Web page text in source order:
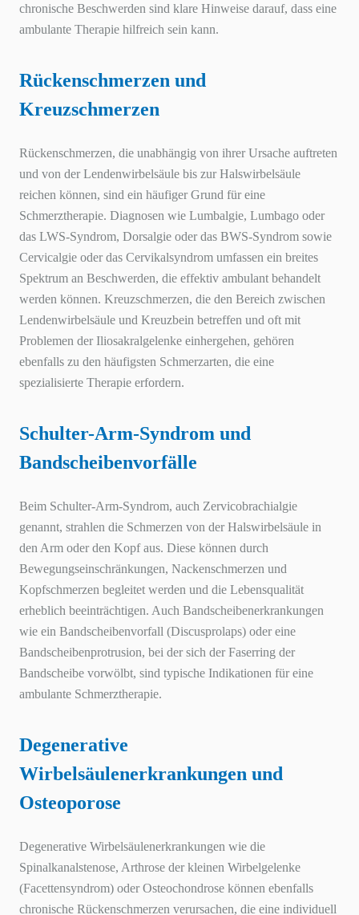
chronische Beschwerden sind klare Hinweise darauf, dass eine
ambulante Therapie hilfreich sein kann.
Rückenschmerzen und
Kreuzschmerzen
Rückenschmerzen, die unabhängig von ihrer Ursache auftreten
und von der Lendenwirbelsäule bis zur Halswirbelsäule
reichen können, sind ein häufiger Grund für eine
Schmerztherapie. Diagnosen wie Lumbalgie, Lumbago oder
das LWS-Syndrom, Dorsalgie oder das BWS-Syndrom sowie
Cervicalgie oder das Cervikalsyndrom umfassen ein breites
Spektrum an Beschwerden, die effektiv ambulant behandelt
werden können. Kreuzschmerzen, die den Bereich zwischen
Lendenwirbelsäule und Kreuzbein betreffen und oft mit
Problemen der Iliosakralgelenke einhergehen, gehören
ebenfalls zu den häufigsten Schmerzarten, die eine
spezialisierte Therapie erfordern.
Schulter-Arm-Syndrom und
Bandscheibenvorfälle
Beim Schulter-Arm-Syndrom, auch Zervicobrachialgie
genannt, strahlen die Schmerzen von der Halswirbelsäule in
den Arm oder den Kopf aus. Diese können durch
Bewegungseinschränkungen, Nackenschmerzen und
Kopfschmerzen begleitet werden und die Lebensqualität
erheblich beeinträchtigen. Auch Bandscheibenerkrankungen
wie ein Bandscheibenvorfall (Discusprolaps) oder eine
Bandscheibenprotrusion, bei der sich der Faserring der
Bandscheibe vorwölbt, sind typische Indikationen für eine
ambulante Schmerztherapie.
Degenerative
Wirbelsäulenerkrankungen und
Osteoporose
Degenerative Wirbelsäulenerkrankungen wie die
Spinalkanalstenose, Arthrose der kleinen Wirbelgelenke
(Facettensyndrom) oder Osteochondrose können ebenfalls
chronische Rückenschmerzen verursachen, die eine individuell